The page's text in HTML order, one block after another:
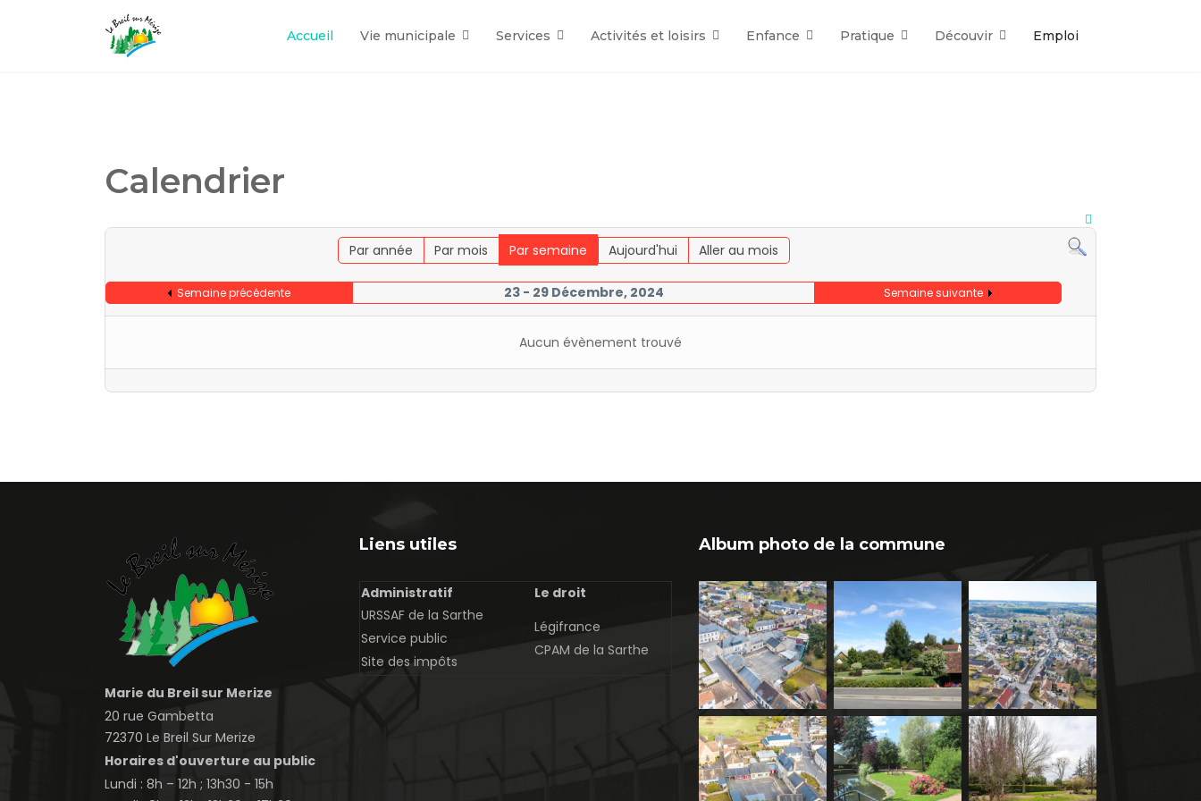
Accueil Vie municipale Services Activités et loisirs Enfance Pratique Découvir Emploi
Calendrier
Par année Par mois Par semaine Aujourd'hui Aller au mois
Semaine précédente 23 - 29 Décembre, 2024 Semaine suivante
Aucun évènement trouvé
Marie du Breil sur Merize
20 rue Gambetta
72370 Le Breil Sur Merize
Horaires d'ouverture au public
Lundi : 8h – 12h ; 13h30 - 15h
Liens utiles
Administratif
Le droit
URSSAF de la Sarthe
Service public
Site des impôts
Légifrance
CPAM de la Sarthe
Album photo de la commune